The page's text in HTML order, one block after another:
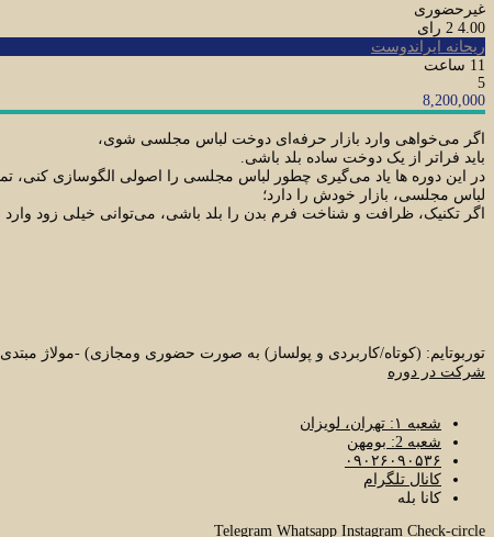
غیرحضوری
4.00 2 رای
ریحانه ایراندوست
11 ساعت
5
8,200,000
اگر می‌خواهی وارد بازار حرفه‌ای دوخت لباس مجلسی شوی،
باید فراتر از یک دوخت ساده بلد باشی.
در این دوره ها یاد می‌گیری چطور لباس مجلسی را اصولی الگوسازی کنی،
لباس مجلسی، بازار خودش را دارد؛
اگر تکنیک، ظرافت و شناخت فرم بدن را بلد باشی، می‌توانی خیلی زود
توربوتایم: (کوتاه/کاربردی و پولساز) به صورت حضوری ومجازی) -مولاژ
شرکت در دوره
شعبه ۱: تهران، لویزان
شعبه 2: بومهن
۰۹۰۲۶۰۹۰۵۳۶
کانال تلگرام
کانا بله
Telegram Whatsapp Instagram Check-circle